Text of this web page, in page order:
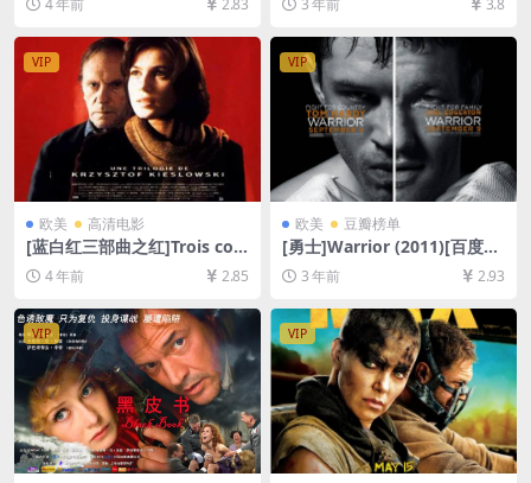
80P超清][MP4/6.2GB][日语
中字]
4 年前 2.83
清未删减][MP4/20GB][中英
字幕]
3 年前 3.8
VIP
欧美 高清电影
[蓝白红三部曲之红]Trois coul
eurs: Rouge (1994)[百度网
盘+迅雷云盘资源1080P超清
未删减][MP4/6.3GB][中文字
幕]
4 年前 2.85
VIP
欧美 豆瓣榜单
[勇士]Warrior (2011)[百度网
盘+夸克网盘1080P超清未删
减资源][网盘在线播放/下载]
[MP4/8.7GB][中英字幕]
3 年前 2.93
VIP VIP